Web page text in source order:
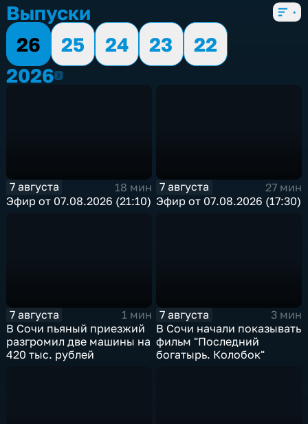
Выпуски
26
25 24 23
22
20262026
7 августа
18 мин
Эфир от 07.08.2026 (21:10)
7 августа
27 мин
Эфир от 07.08.2026 (17:30)
7 августа
1 мин
В Сочи пьяный приезжий
разгромил две машины на
420 тыс. рублей
7 августа
3 мин
В Сочи начали показывать
фильм "Последний
богатырь. Колобок"